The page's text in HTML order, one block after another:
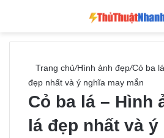
Trang chủ/Hình ảnh đẹp/Cỏ ba
đẹp nhất và ý nghĩa may mắn
Cỏ ba lá – Hình
lá đẹp nhất và ý